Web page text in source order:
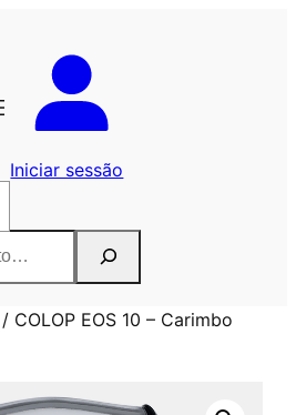
Iniciar sessão
/ COLOP EOS 10 – Carimbo